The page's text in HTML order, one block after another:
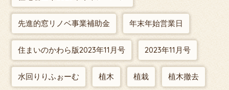
先進的窓リノベ事業補助金 年末年始営業日
住まいのかわら版2023年11月号 2023年11月号
水回りりふぉーむ 植木 植栽 植木撤去